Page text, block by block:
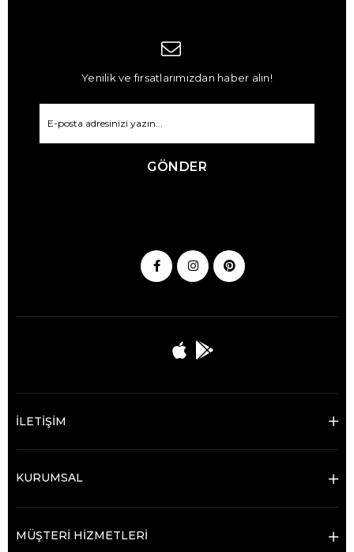
Yenilik ve fırsatlarımızdan haber alın!
GÖNDER
İLETİŞİM
KURUMSAL
MÜŞTERİ HİZMETLERİ